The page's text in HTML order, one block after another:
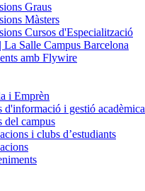
Graus
Màsters
Cursos d'Especialització
La Salle Campus Barcelona
amb Flywire
i Emprèn
d'informació i gestió acadèmica
del campus
i clubs d’estudiants